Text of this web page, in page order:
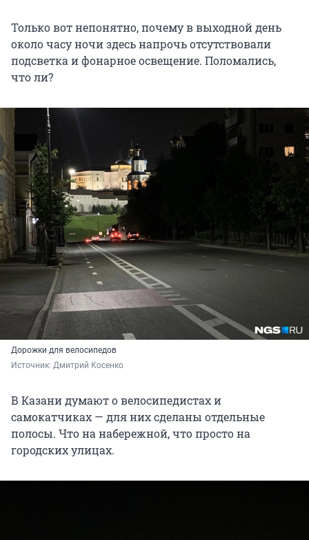
Только вот непонятно, почему в выходной день
около часу ночи здесь напрочь отсутствовали
подсветка и фонарное освещение. Поломались,
что ли?
Дорожки для велосипедов
Источник: Дмитрий Косенко
В Казани думают о велосипедистах и
самокатчиках — для них сделаны отдельные
полосы. Что на набережной, что просто на
городских улицах.